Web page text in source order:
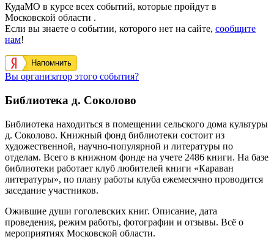
КудаМО в курсе всех событий, которые пройдут в
Московской области .
Если вы знаете о событии, которого нет на сайте, сообщите
нам!
Напомнить
Вы организатор этого события?
Библиотека д. Соколово
Библиотека находиться в помещении сельского дома культуры
д. Соколово. Книжный фонд библиотеки состоит из
художественной, научно-популярной и литературы по
отделам. Всего в книжном фонде на учете 2486 книги. На базе
библиотеки работает клуб любителей книги «Караван
литературы», по плану работы клуба ежемесячно проводится
заседание участников.
Ожившие души гоголевских книг. Описание, дата
проведения, режим работы, фотографии и отзывы. Всё о
мероприятиях Московской области.